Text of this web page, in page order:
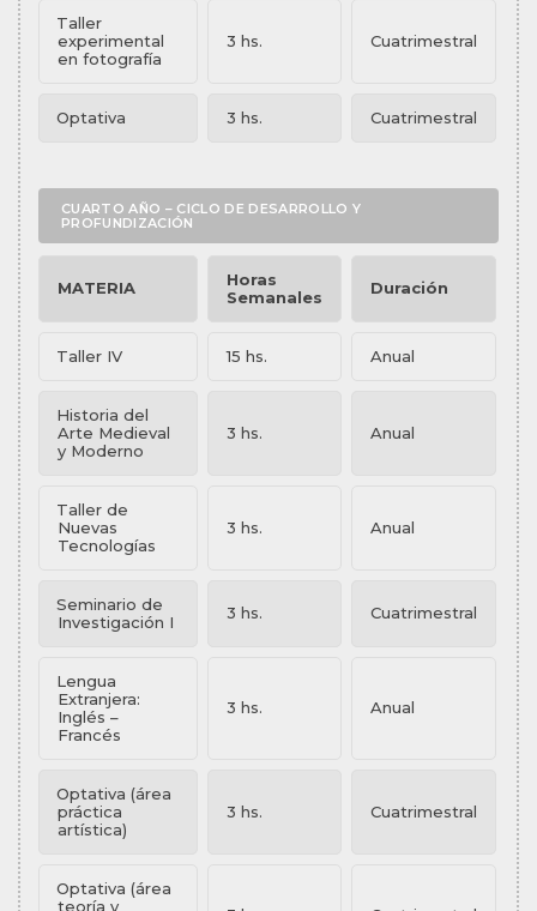
Taller
experimental
en fotografía
3 hs. Cuatrimestral
Optativa 3 hs. Cuatrimestral
CUARTO AÑO – CICLO DE DESARROLLO Y
PROFUNDIZACIÓN
MATERIA
Horas
Semanales
Duración
Taller IV 15 hs. Anual
Historia del
Arte Medieval
y Moderno
3 hs. Anual
Taller de
Nuevas
Tecnologías
3 hs. Anual
Seminario de
Investigación I
3 hs. Cuatrimestral
Lengua
Extranjera:
Inglés –
Francés
3 hs. Anual
Optativa (área
práctica
artística)
3 hs. Cuatrimestral
Optativa (área
teoría y